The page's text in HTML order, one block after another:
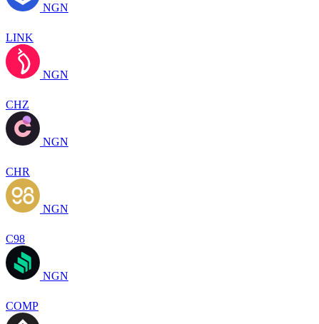
NGN
LINK
NGN
CHZ
NGN
CHR
NGN
C98
NGN
COMP